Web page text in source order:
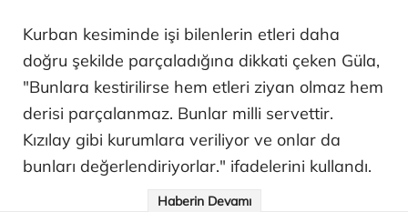
Kurban kesiminde işi bilenlerin etleri daha
doğru şekilde parçaladığına dikkati çeken Güla,
"Bunlara kestirilirse hem etleri ziyan olmaz hem
derisi parçalanmaz. Bunlar milli servettir.
Kızılay gibi kurumlara veriliyor ve onlar da
bunları değerlendiriyorlar." ifadelerini kullandı.
Haberin Devamı